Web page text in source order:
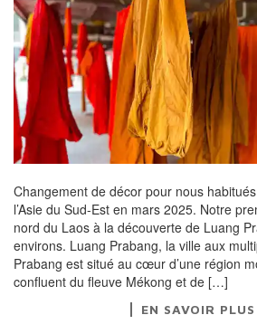
Changement de décor pour nous
l’Asie du Sud-Est en mars 2025. Notre
nord du Laos à la découverte de Luang
environs. Luang Prabang, la ville aux
Prabang est situé au cœur d’une région
confluent du fleuve Mékong et de […]
EN SAVOIR PLUS